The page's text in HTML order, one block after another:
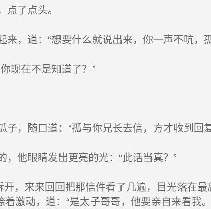
了点头。
，道：“想要什么就说出来，你一声不吭，
现在不是知道了？”
，随口道：“孤与你兄长去信，方才收到回
他眼睛发出更亮的光：“此话当真？”
，来来回回把那信件看了几遍，目光落在最
激动，道：“是太子哥哥，他要亲自来看我